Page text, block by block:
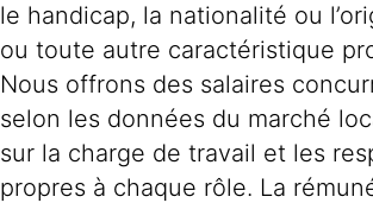
le handicap, la nationalité ou
ou toute autre caractéristique
Nous offrons des salaires
selon les données du marché
sur la charge de travail et les
propres à chaque rôle. La